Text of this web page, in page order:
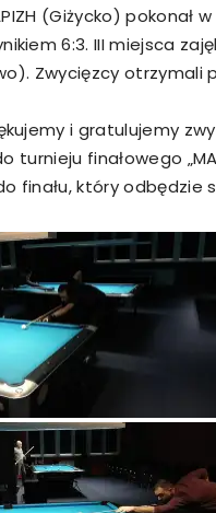
(Giżycko) pokonał
6:3. III miejsca
Zwycięzcy
i gratulujemy
turnieju finałowego
który odbędzie